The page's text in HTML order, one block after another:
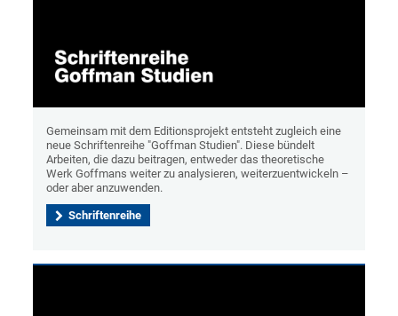
Gemeinsam mit dem Editionsprojekt entsteht zugleich eine
neue Schriftenreihe "Goffman Studien". Diese bündelt
Arbeiten, die dazu beitragen, entweder das theoretische
Werk Goffmans weiter zu analysieren, weiterzuentwickeln –
oder aber anzuwenden.
Schriftenreihe